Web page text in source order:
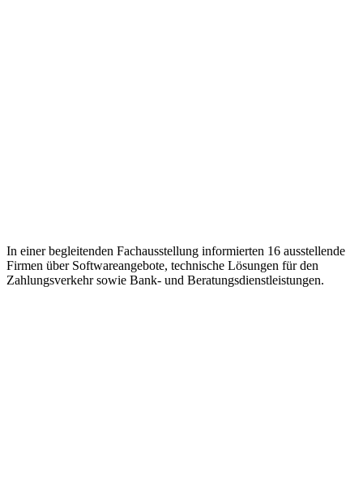
In einer begleitenden Fachausstellung informierten 16 ausstellende
Firmen über Softwareangebote, technische Lösungen für den
Zahlungsverkehr sowie Bank- und Beratungsdienstleistungen.